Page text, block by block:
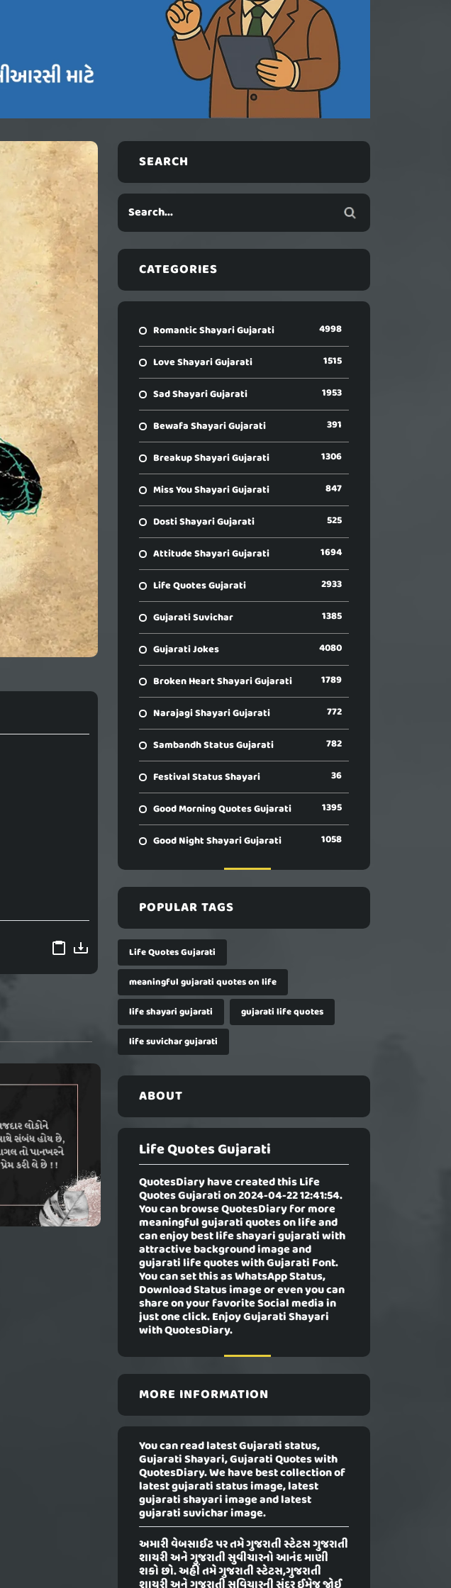
SEARCH
CATEGORIES
Romantic Shayari Gujarati 4998
Love Shayari Gujarati 1515
Sad Shayari Gujarati 1953
Bewafa Shayari Gujarati 391
Breakup Shayari Gujarati 1306
Miss You Shayari Gujarati 847
Dosti Shayari Gujarati 525
Attitude Shayari Gujarati 1694
Life Quotes Gujarati 2933
Gujarati Suvichar 1385
Gujarati Jokes 4080
Broken Heart Shayari Gujarati 1789
Narajagi Shayari Gujarati 772
Sambandh Status Gujarati 782
Festival Status Shayari 36
Good Morning Quotes Gujarati 1395
Good Night Shayari Gujarati 1058
POPULAR TAGS
Life Quotes Gujarati
meaningful gujarati quotes on life
life shayari gujarati
gujarati life quotes
life suvichar gujarati
ABOUT
Life Quotes Gujarati
QuotesDiary have created thisLife
Quotes Gujaration 2024-04-22 12:41:54.
You can browse QuotesDiary for more
meaningful gujarati quotes on life and
can enjoy best life shayari gujarati with
attractive background image and
gujarati life quotes with Gujarati Font.
You can set this as WhatsApp Status,
Download Status image or even you can
share on your favorite Social media in
just one click. Enjoy Gujarati Shayari
with QuotesDiary.
MORE INFORMATION
You can read latest Gujarati status,
Gujarati Shayari, Gujarati Quotes with
QuotesDiary. We have best collection of
latest gujarati status image, latest
gujarati shayari image and latest
gujarati suvichar image.
અમારી વેબસાઈટ પર તમે ગુજરાતી સ્ટેટસ ગુજરાતી
શાયરી અને ગુજરાતી સુવીચારનો આનંદ માણી
શકો છો. અહીં તમે ગુજરાતી સ્ટેટસ,ગુજરાતી